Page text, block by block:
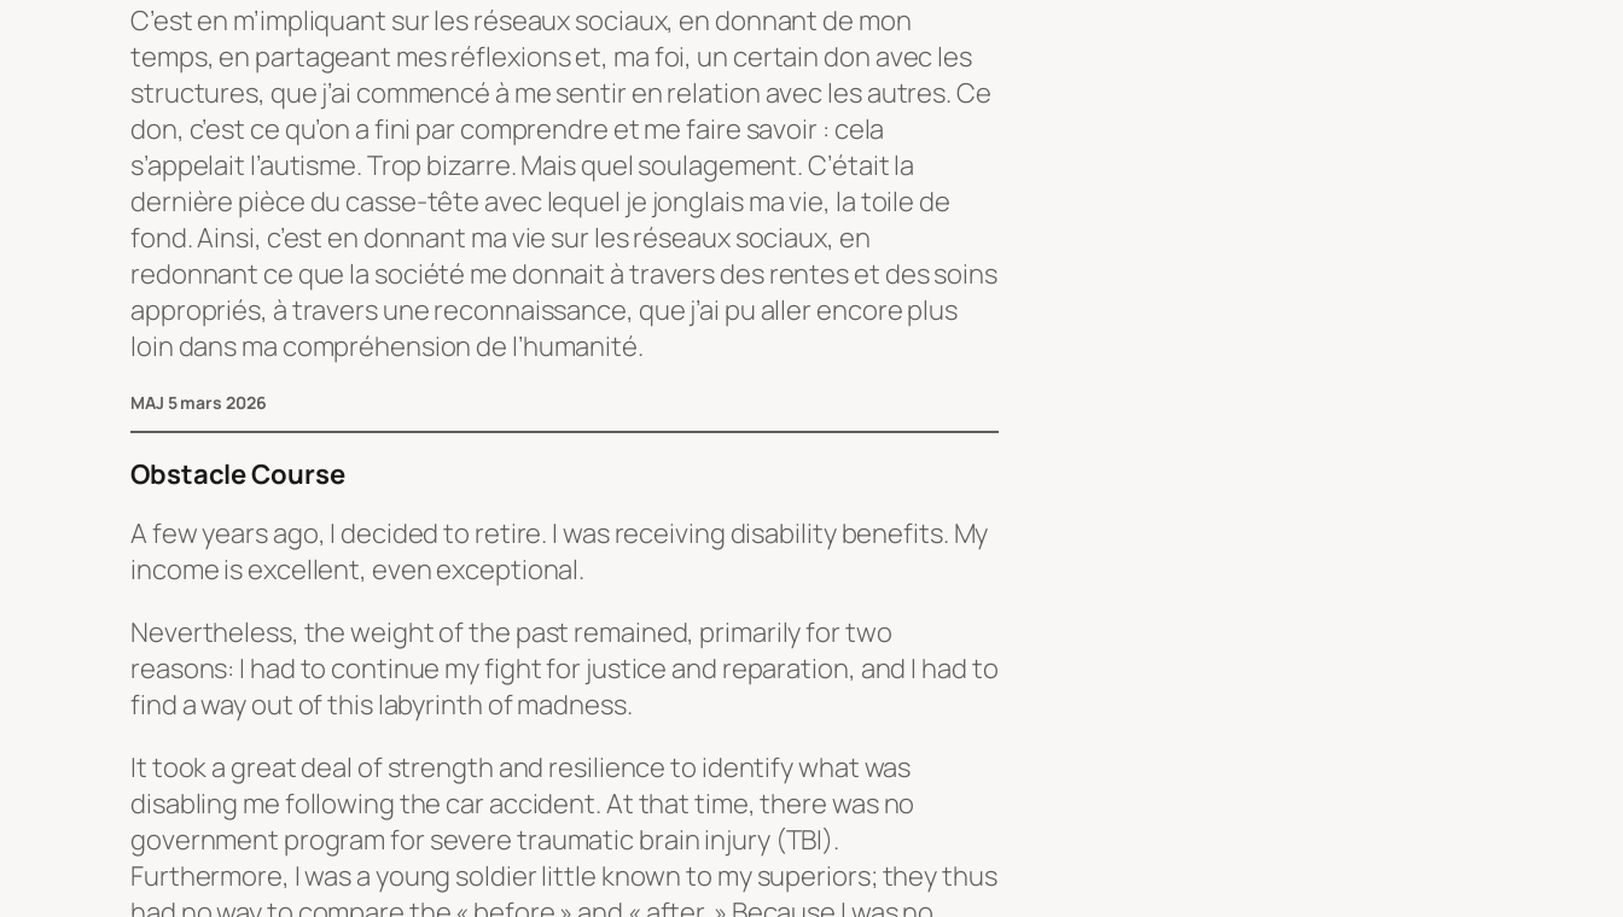
C’est en m’impliquant sur les réseaux sociaux, en donnant de mon
temps, en partageant mes réflexions et, ma foi, un certain don avec les
structures, que j’ai commencé à me sentir en relation avec les autres. Ce
don, c’est ce qu’on a fini par comprendre et me faire savoir : cela
s’appelait l’autisme. Trop bizarre. Mais quel soulagement. C’était la
dernière pièce du casse-tête avec lequel je jonglais ma vie, la toile de
fond. Ainsi, c’est en donnant ma vie sur les réseaux sociaux, en
redonnant ce que la société me donnait à travers des rentes et des soins
appropriés, à travers une reconnaissance, que j’ai pu aller encore plus
loin dans ma compréhension de l’humanité.
MAJ 5 mars 2026
Obstacle Course
A few years ago, I decided to retire. I was receiving disability benefits. My
income is excellent, even exceptional.
Nevertheless, the weight of the past remained, primarily for two
reasons: I had to continue my fight for justice and reparation, and I had to
find a way out of this labyrinth of madness.
It took a great deal of strength and resilience to identify what was
disabling me following the car accident. At that time, there was no
government program for severe traumatic brain injury (TBI).
Furthermore, I was a young soldier little known to my superiors; they thus